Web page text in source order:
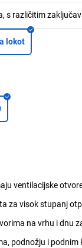
s različitim
lokot
ventilacijske
za visok stupanj
na vrhu i dnu
podnožju i podnim